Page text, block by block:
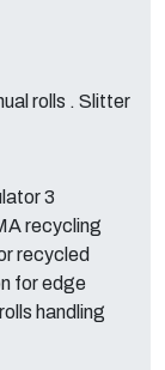
rolls . Slitter
3
recycling
recycled
for edge
handling